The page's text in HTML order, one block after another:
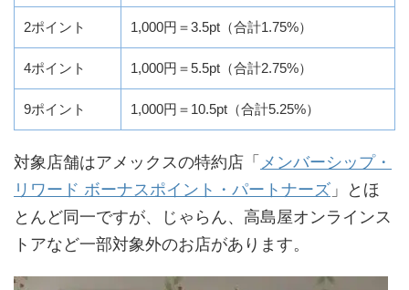
2ポイント 1,000円＝3.5pt（合計1.75%）
4ポイント 1,000円＝5.5pt（合計2.75%）
9ポイント 1,000円＝10.5pt（合計5.25%）
対象店舗はアメックスの特約店「 メンバーシップ・
リワード ボーナスポイント・パートナーズ 」とほ
とんど同一ですが、じゃらん、高島屋オンラインス
トアなど一部対象外のお店があります。